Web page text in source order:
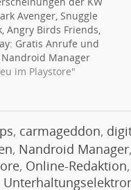
Avenger, Snuggle
Angry Birds Friends,
Gratis Anrufe und
Nandroid Manager
im Playstore"
, carmageddon,
, Nandroid Manager
, Online-Redaktion